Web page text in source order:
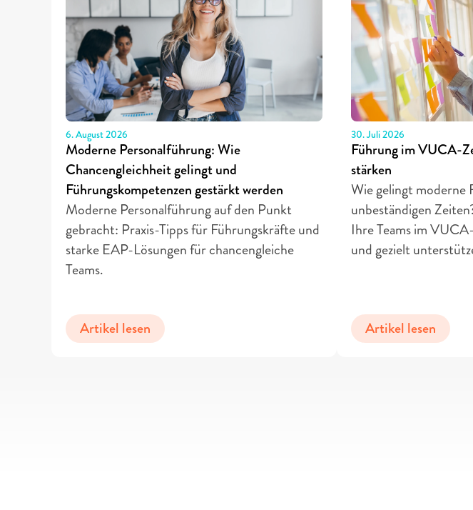
6. August 2026
Moderne Personalführung: Wie
Chancengleichheit gelingt und
Führungskompetenzen gestärkt werden
Moderne Personalführung auf den Punkt
gebracht: Praxis-Tipps für Führungskräfte und
starke EAP-Lösungen für chancengleiche
Teams.
Artikel lesen
30. Juli 2026
Führung im VUCA-
stärken
Wie gelingt moderne
unbeständigen
Ihre Teams im
und gezielt
Artikel lesen